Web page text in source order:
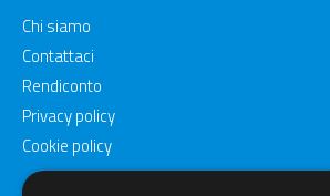
Chi siamo
Contattaci
Rendiconto
Privacy policy
Cookie policy